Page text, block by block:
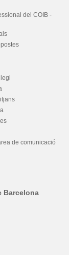
del COIB -
de comunicació
Barcelona